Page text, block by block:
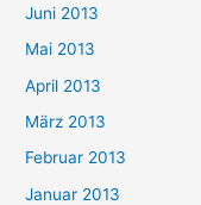
Juni 2013
Mai 2013
April 2013
März 2013
Februar 2013
Januar 2013